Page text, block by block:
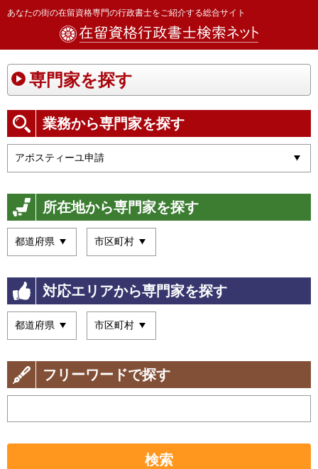
あなたの街の在留資格専門の行政書士をご紹介する総合サイト
専門家を探す
業務から専門家を探す
所在地から専門家を探す
対応エリアから専門家を探す
フリーワードで探す
検索